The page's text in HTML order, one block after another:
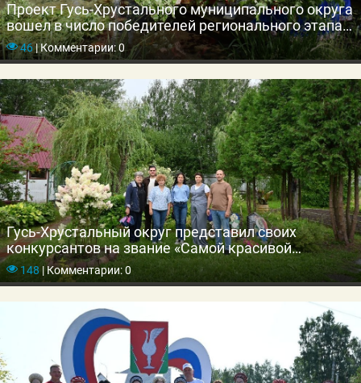
Проект Гусь-Хрустального муниципального округа
вошел в число победителей регионального этапа
конкурса «Лучшая муниципальная практика»
46|Комментарии: 0
Гусь-Хрустальный округ представил своих
конкурсантов на звание «Самой красивой
деревни»
148 |Комментарии: 0